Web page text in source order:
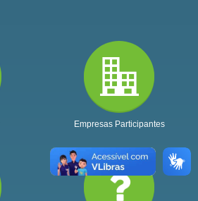
Empresas Participantes